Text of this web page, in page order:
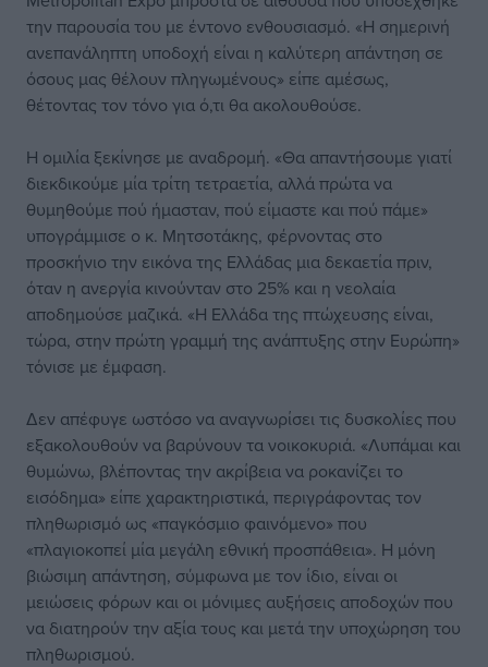
την παρουσία του με έντονο ενθουσιασμό. «Η σημερινή
ανεπανάληπτη υποδοχή είναι η καλύτερη απάντηση σε
όσους μας θέλουν πληγωμένους» είπε αμέσως,
θέτοντας τον τόνο για ό,τι θα ακολουθούσε.
Η ομιλία ξεκίνησε με αναδρομή. «Θα απαντήσουμε γιατί
διεκδικούμε μία τρίτη τετραετία, αλλά πρώτα να
θυμηθούμε πού ήμασταν, πού είμαστε και πού πάμε»
υπογράμμισε ο κ. Μητσοτάκης, φέρνοντας στο
προσκήνιο την εικόνα της Ελλάδας μια δεκαετία πριν,
όταν η ανεργία κινούνταν στο 25% και η νεολαία
αποδημούσε μαζικά. «Η Ελλάδα της πτώχευσης είναι,
τώρα, στην πρώτη γραμμή της ανάπτυξης στην Ευρώπη»
τόνισε με έμφαση.
Δεν απέφυγε ωστόσο να αναγνωρίσει τις δυσκολίες που
εξακολουθούν να βαρύνουν τα νοικοκυριά. «Λυπάμαι και
θυμώνω, βλέποντας την ακρίβεια να ροκανίζει το
εισόδημα» είπε χαρακτηριστικά, περιγράφοντας τον
πληθωρισμό ως «παγκόσμιο φαινόμενο» που
«πλαγιοκοπεί μία μεγάλη εθνική προσπάθεια». Η μόνη
βιώσιμη απάντηση, σύμφωνα με τον ίδιο, είναι οι
μειώσεις φόρων και οι μόνιμες αυξήσεις αποδοχών που
να διατηρούν την αξία τους και μετά την υποχώρηση του
πληθωρισμού.